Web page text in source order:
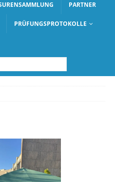
PARTNER
PRÜFUNGSPROTOKOLLE